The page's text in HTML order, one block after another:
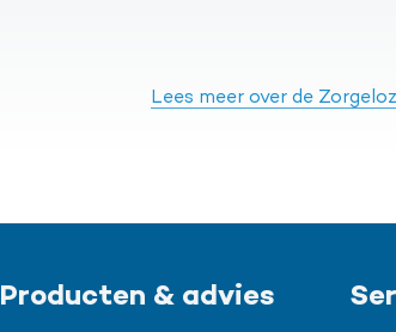
Lees meer over de
Producten & advies